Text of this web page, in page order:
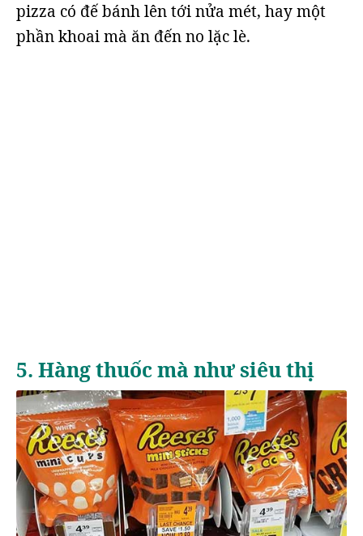
pizza có đế bánh lên tới nửa mét, hay một
phần khoai mà ăn đến no lặc lè.
5. Hàng thuốc mà như siêu thị